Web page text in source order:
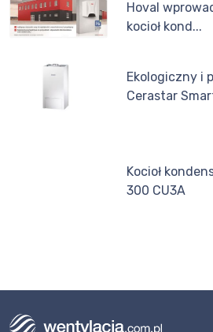
Hoval
kocioł kond...
Ekologiczny i
Cerastar
Kocioł
300 CU3A